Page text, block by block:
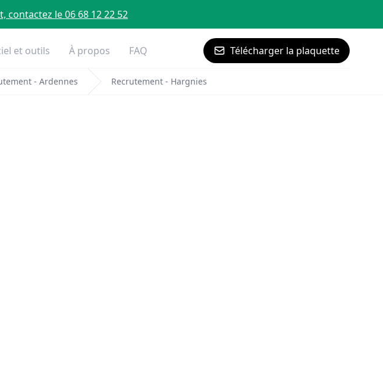
le 06 68 12 22 52
et outils À propos FAQ Télécharger la plaquette
- Ardennes Recrutement - Hargnies